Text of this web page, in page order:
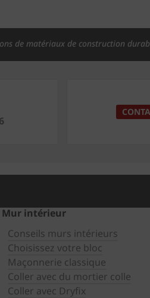
de matériaux de construction
Mur intérieur
Conseils murs intérieurs
Choisissez votre bloc
Maçonnerie classique
Coller avec du mortier colle
Coller avec Dryfix